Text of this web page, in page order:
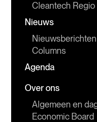
Cleantech
Nieuws
Nieuwsberichten
Columns
Agenda
Over ons
Algemeen en
Economic Board